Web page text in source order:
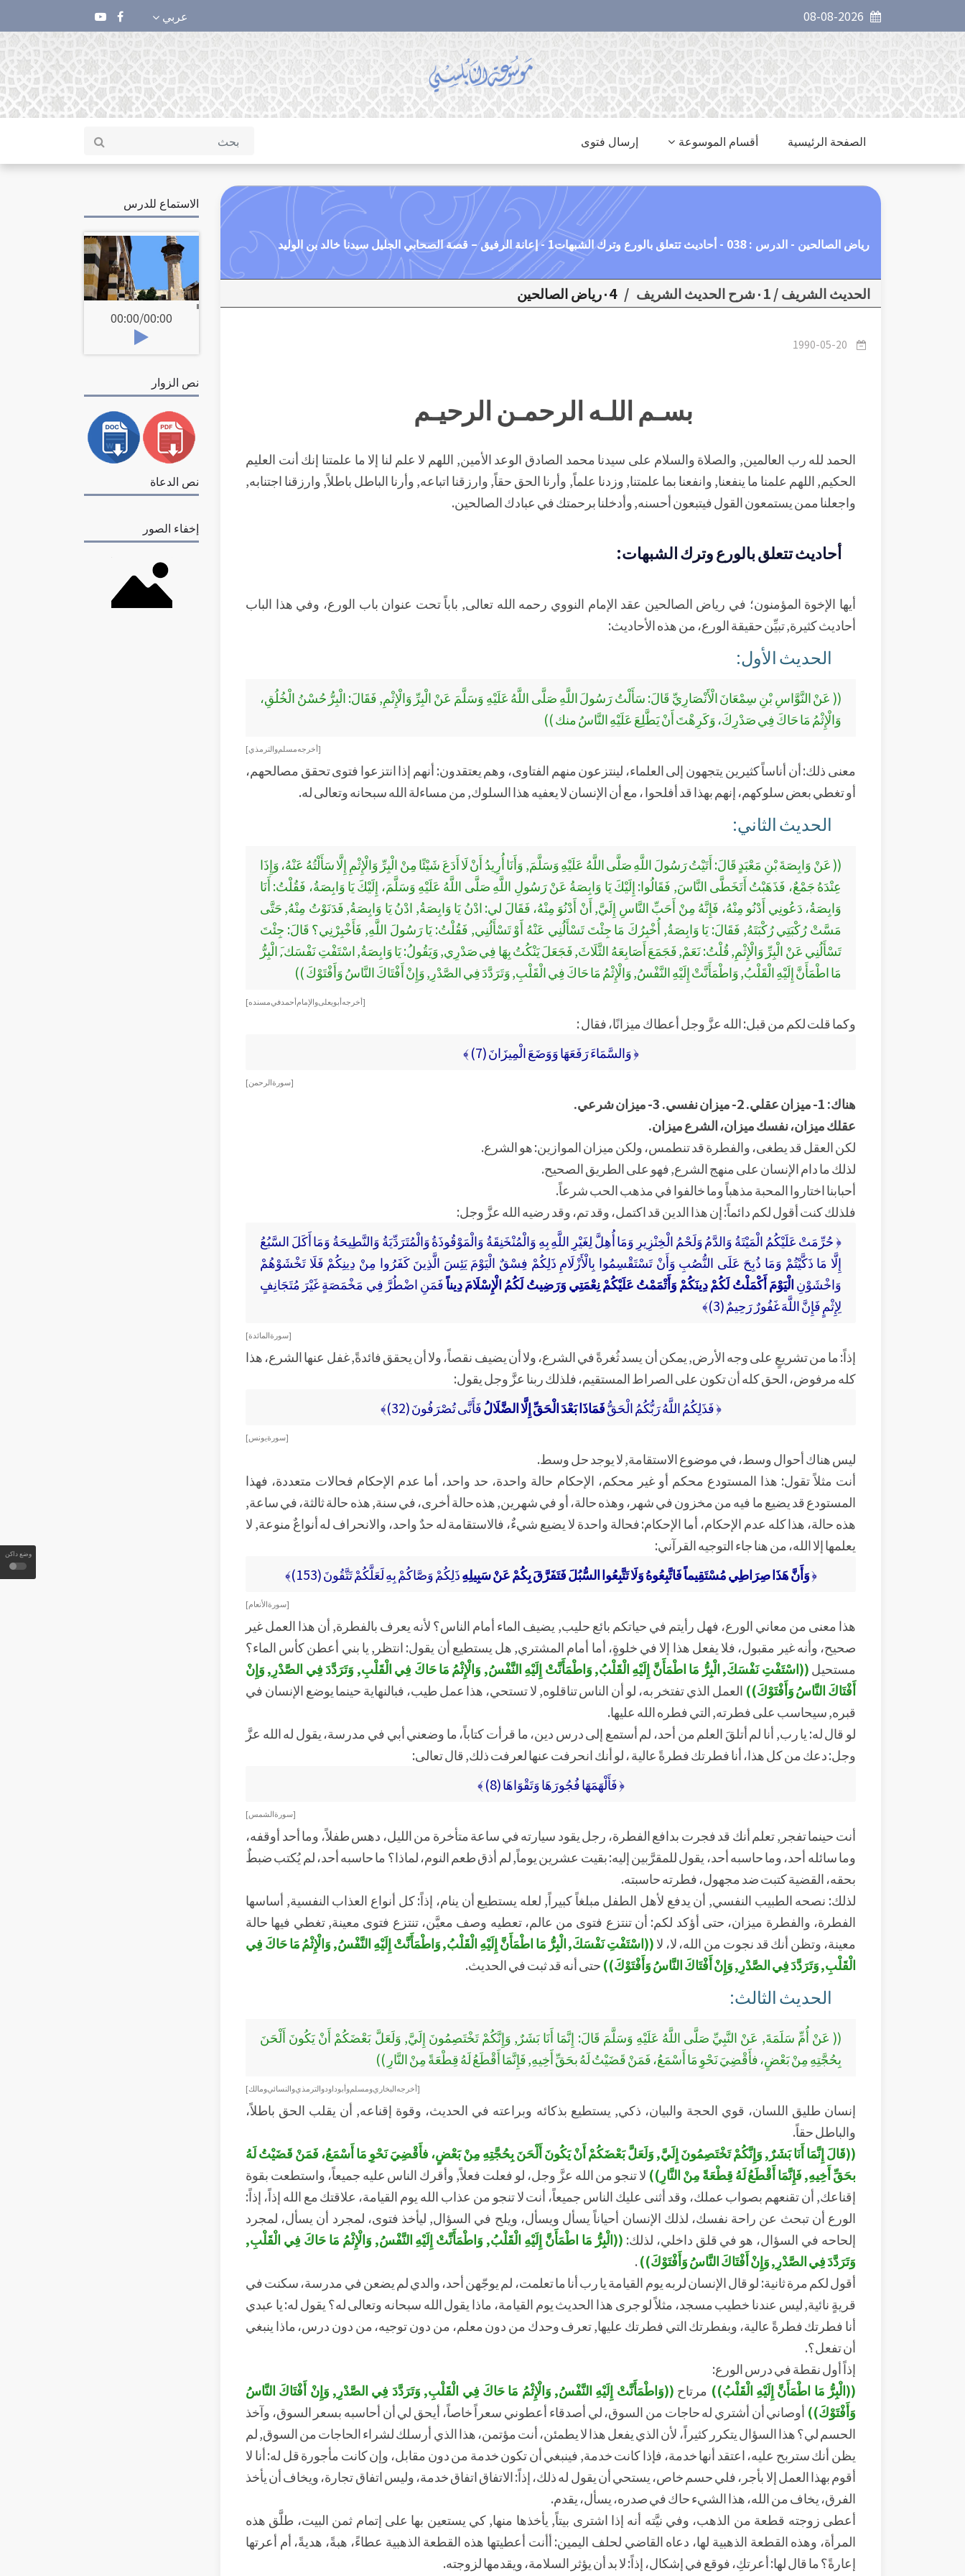
وضع داكن
عربي
الصفحة الرئيسية أقسام الموسوعة إرسال فتوى
رياض الصالحين - الدرس : 038 - أحاديث تتعلق بالورع وترك الشبهات1 - إعانة الرفيق – قصة الصحابي الجليل سيدنا خالد بن الوليد
الحديث الشريف / ٠1شرح الحديث الشريف / ٠4رياض الصالحين
1990-05-20
بسـم اللـه الرحمـن الرحيـم
الحمد لله رب العالمين, والصلاة والسلام على سيدنا محمد الصادق الوعد الأمين, اللهم لا علم لنا إلا ما علمتنا إنك أنت العليم
الحكيم, اللهم علمنا ما ينفعنا, وانفعنا بما علمتنا, وزدنا علماً, وأرنا الحق حقاً, وارزقنا اتباعه, وأرنا الباطل باطلاً, وارزقنا اجتنابه,
واجعلنا ممن يستمعون القول فيتبعون أحسنه, وأدخلنا برحمتك في عبادك الصالحين.
أحاديث تتعلق بالورع وترك الشبهات:
أيها الإخوة المؤمنون؛ في رياض الصالحين عقد الإمام النووي رحمه الله تعالى, باباً تحت عنوان باب الورع، وفي هذا الباب
أحاديث كثيرة, تبيِّن حقيقة الورع، من هذه الأحاديث:
الحديث الأول:
(( عَنْ النَّوَّاسِ بْنِ سِمْعَانَ الْأَنْصَارِيِّ قَالَ: سَأَلْتُ رَسُولَ اللَّهِ صَلَّى اللَّهُ عَلَيْهِ وَسَلَّمَ عَنْ الْبِرِّ وَالْإِثْمِ, فَقَالَ: الْبِرُّ حُسْنُ الْخُلُقِ،
وَالْإِثْمُ مَا حَاكَ فِي صَدْرِكَ، وَكَرِهْتَ أَنْ يَطَّلِعَ عَلَيْهِ النَّاسُ منك ))
[ أخرجه مسلم والترمذي ]
معنى ذلك: أن أناساً كثيرين يتجهون إلى العلماء، لينتزعون منهم الفتاوى، وهم يعتقدون: أنهم إذا انتزعوا فتوى تحقق مصالحهم،
أو تغطي بعض سلوكهم، إنهم بهذا قد أفلحوا ، مع أن الإنسان لا يعفيه هذا السلوك, من مساءلة الله سبحانه وتعالى له.
الحديث الثاني:
(( عَنْ وَابِصَةَ بْنِ مَعْبَدٍ قَالَ: أَتَيْتُ رَسُولَ اللَّهِ صَلَّى اللَّهُ عَلَيْهِ وَسَلَّمَ, وَأَنَا أُرِيدُ أَنْ لَا أَدَعَ شَيْئًا مِنْ الْبِرِّ وَالْإِثْمِ إِلَّا سَأَلْتُهُ عَنْهُ، وَإِذَا
عِنْدَهُ جَمْعٌ، فَذَهَبْتُ أَتَخَطَّى النَّاسَ, فَقَالُوا: إِلَيْكَ يَا وَابِصَةُ عَنْ رَسُولِ اللَّهِ صَلَّى اللَّهُ عَلَيْهِ وَسَلَّمَ، إِلَيْكَ يَا وَابِصَةُ، فَقُلْتُ: أَنَا
وَابِصَةُ، دَعُونِي أَدْنُو مِنْهُ، فَإِنَّهُ مِنْ أَحَبِّ النَّاسِ إِلَيَّ, أَنْ أَدْنُوَ مِنْهُ، فَقَالَ لي: ادْنُ يَا وَابِصَةُ, ادْنُ يَا وَابِصَةُ, فَدَنَوْتُ مِنْهُ, حَتَّى
مَسَّتْ رُكْبَتِي رُكْبَتَهُ, فَقَالَ: يَا وَابِصَةُ, أُخْبِرُكَ مَا جِئْتَ تَسْأَلُنِي عَنْهُ أَوْ تَسْأَلُنِي, فَقُلْتُ: يَا رَسُولَ اللَّهِ, فَأَخْبِرْنِي؟ قَالَ: جِئْتَ
تَسْأَلُنِي عَنْ الْبِرِّ وَالْإِثْمِ, قُلْتُ: نَعَمْ, فَجَمَعَ أَصَابِعَهُ الثَّلَاثَ, فَجَعَلَ يَنْكُتُ بِهَا فِي صَدْرِي, وَيَقُولُ: يَا وَابِصَةُ, اسْتَفْتِ نَفْسَك,َ الْبِرُّ
مَا اطْمَأَنَّ إِلَيْهِ الْقَلْبُ, وَاطْمَأَنَّتْ إِلَيْهِ النَّفْسُ, وَالْإِثْمُ مَا حَاكَ فِي الْقَلْبِ, وَتَرَدَّدَ فِي الصَّدْرِ, وَإِنْ أَفْتَاكَ النَّاسُ وَأَفْتَوْكَ ))
[ أخرجه أبو يعلى والإمام أحمد في مسنده ]
وكما قلت لكم من قبل: الله عزَّ وجل أعطاك ميزانًا، فقال :
﴿ وَالسَّمَاءَ رَفَعَهَا وَوَضَعَ الْمِيزَانَ (7) ﴾
[ سورة الرحمن ]
هناك: 1- ميزان عقلي. 2- ميزان نفسي. 3- ميزان شرعي.
عقلك ميزان، نفسك ميزان، الشرع ميزان.
لكن العقل قد يطغى، والفطرة قد تنطمس، ولكن ميزان الموازين: هو الشرع.
لذلك ما دام الإنسان على منهج الشرع, فهو على الطريق الصحيح.
أحبابنا اختاروا المحبة مذهباً وما خالفوا في مذهب الحب شرعاً.
فلذلك كنت أقول لكم دائماً: إن هذا الدين قد اكتمل، وقد تم، وقد رضيه الله عزَّ وجل:
﴿ حُرِّمَتْ عَلَيْكُمُ الْمَيْتَةُ وَالدَّمُ وَلَحْمُ الْخِنْزِيرِ وَمَا أُهِلَّ لِغَيْرِ اللَّهِ بِهِ وَالْمُنْخَنِقَةُ وَالْمَوْقُوذَةُ وَالْمُتَرَدِّيَةُ وَالنَّطِيحَةُ وَمَا أَكَلَ السَّبُعُ
إِلَّا مَا ذَكَّيْتُمْ وَمَا ذُبِحَ عَلَى النُّصُبِ وَأَنْ تَسْتَقْسِمُوا بِالْأَزْلَامِ ذَلِكُمْ فِسْقٌ الْيَوْمَ يَئِسَ الَّذِينَ كَفَرُوا مِنْ دِينِكُمْ فَلَا تَخْشَوْهُمْ
وَاخْشَوْنِالْيَوْمَ أَكْمَلْتُ لَكُمْ دِينَكُمْ وَأَتْمَمْتُ عَلَيْكُمْ نِعْمَتِي وَرَضِيتُ لَكُمُ الْإِسْلَامَ دِيناًفَمَنِ اضْطُرَّ فِي مَخْمَصَةٍ غَيْرَ مُتَجَانِفٍ
لِإِثْمٍ فَإِنَّ اللَّهَ غَفُورٌ رَحِيمٌ (3)﴾
[ سورة المائدة ]
إذاً: ما من تشريعٍ على وجه الأرض, يمكن أن يسد ثُغرةً في الشرع، ولا أن يضيف نقصاً، ولا أن يحقق فائدةً, غفل عنها الشرع، هذا
كله مرفوض، الحق كله أن تكون على الصراط المستقيم، فلذلك ربنا عزَّ وجل يقول:
﴿ فَذَلِكُمُ اللَّهُ رَبُّكُمُ الْحَقُّفَمَاذَا بَعْدَ الْحَقِّ إِلَّا الضَّلَالُفَأَنَّى تُصْرَفُونَ (32)﴾
[ سورة يونس ]
ليس هناك أحوال وسط، في موضوع الاستقامة, لا يوجد حل وسط.
أنت مثلاً تقول: هذا المستودع محكم أو غير محكم، الإحكام حالة واحدة، حد واحد، أما عدم الإحكام فحالات متعددة، فهذا
المستودع قد يضيع ما فيه من مخزون في شهر، وهذه حالة، أو في شهرين, هذه حالة أخرى، في سنة, هذه حالة ثالثة، في ساعة,
هذه حالة، هذا كله عدم الإحكام، أما الإحكام: فحالة واحدة لا يضيع شيءٌ، فالاستقامة له حدٌ واحد، والانحراف له أنواعٌ منوعة, لا
يعلمها إلا الله، من هنا جاء التوجيه القرآني:
﴿وَأَنَّ هَذَا صِرَاطِي مُسْتَقِيماً فَاتَّبِعُوهُ وَلَا تَتَّبِعُوا السُّبُلَ فَتَفَرَّقَ بِكُمْ عَنْ سَبِيلِهِذَلِكُمْ وَصَّاكُمْ بِهِ لَعَلَّكُمْ تَتَّقُونَ (153)﴾
[ سورة الأنعام ]
هذا معنى من معاني الورع، فهل رأيتم في حياتكم بائع حليب, يضيف الماء أمام الناس؟ لأنه يعرف بالفطرة, أن هذا العمل غير
صحيح، وأنه غير مقبول، فلا يفعل هذا إلا في خلوةٍ، أما أمام المشتري, هل يستطيع أن يقول: انتظر, يا بني أعطن كأس الماء؟
مستحيل((اسْتَفْتِ نَفْسَكَ, الْبِرُّ مَا اطْمَأَنَّ إِلَيْهِ الْقَلْبُ, وَاطْمَأَنَّتْ إِلَيْهِ النَّفْسُ, وَالْإِثْمُ مَا حَاكَ فِي الْقَلْبِ, وَتَرَدَّدَ فِي الصَّدْرِ, وَإِنْ
أَفْتَاكَ النَّاسُ وَأَفْتَوْكَ)) العمل الذي تفتخر به، لو أن الناس تناقلوه, لا تستحي، هذا عمل طيب، فبالنهاية حينما يوضع الإنسان في
قبره, سيحاسب على فطرته, التي فطره الله عليها.
لو قال له: يا رب, أنا لم أتلقَ العلم من أحد، لم أستمع إلى درس دين، ما قرأت كتاباً، ما وضعني أبي في مدرسة، يقول له الله عزَّ
وجل: دعك من كل هذا، أنا فطرتك فطرةً عالية ، لو أنك انحرفت عنها لعرفت ذلك, قال تعالى:
﴿ فَأَلْهَمَهَا فُجُورَهَا وَتَقْوَاهَا (8) ﴾
[ سورة الشمس ]
أنت حينما تفجر, تعلم أنك قد فجرت بدافع الفطرة، رجل يقود سيارته في ساعة متأخرة من الليل، دهس طفلاً، وما أحد أوقفه،
وما سائله أحد، وما حاسبه أحد، يقول للمقرَّبين إليه: بقيت عشرين يوماً, لم أذق طعم النوم، لماذا؟ ما حاسبه أحد، لم يُكتب ضبطٌ
بحقه، القضية كتبت ضد مجهول، فطرته حاسبته.
لذلك: نصحه الطبيب النفسي, أن يدفع لأهل الطفل مبلغاً كبيراً, لعله يستطيع أن ينام، إذاً: كل أنواع العذاب النفسية, أساسها
الفطرة، والفطرة ميزان، حتى أؤكد لكم: أن تنتزع فتوى من عالم، تعطيه وصف معيَّن، تنتزع فتوى معينة, تغطي فيها حالة
معينة، وتظن أنك قد نجوت من الله، لا، لا((اسْتَفْتِ نَفْسَكَ, الْبِرُّ مَا اطْمَأَنَّ إِلَيْهِ الْقَلْبُ, وَاطْمَأَنَّتْ إِلَيْهِ النَّفْسُ, وَالْإِثْمُ مَا حَاكَ فِي
الْقَلْبِ, وَتَرَدَّدَ فِي الصَّدْرِ, وَإِنْ أَفْتَاكَ النَّاسُ وَأَفْتَوْكَ))حتى أنه قد ثبت في الحديث.
الحديث الثالث:
(( عَنْ أُمِّ سَلَمَةَ, عَنْ النَّبِيِّ صَلَّى اللَّهُ عَلَيْهِ وَسَلَّمَ قَالَ: إِنَّمَا أَنَا بَشَرٌ, وَإِنَّكُمْ تَخْتَصِمُونَ إِلَيَّ, وَلَعَلَّ بَعْضَكُمْ أَنْ يَكُونَ أَلْحَنَ
بِحُجَّتِهِ مِنْ بَعْضٍ، فأَقْضِيَ نَحْوِ مَا أَسْمَعُ، فَمَنْ قَضَيْتُ لَهُ بحَقِّ أَخِيهِ, فَإِنَّمَا أَقْطَعُ لَهُ قِطْعَةً مِنْ النَّارِ ))
[ أخرجه البخاري ومسلم وأبو داود والترمذي والنسائي ومالك ]
إنسان طليق اللسان، قوي الحجة والبيان، ذكي, يستطيع بذكائه وبراعته في الحديث، وقوة إقناعه, أن يقلب الحق باطلاً،
والباطل حقاً.
((قَالَ إِنَّمَا أَنَا بَشَرٌ, وَإِنَّكُمْ تَخْتَصِمُونَ إِلَيَّ, وَلَعَلَّ بَعْضَكُمْ أَنْ يَكُونَ أَلْحَنَ بِحُجَّتِهِ مِنْ بَعْضٍ، فأَقْضِيَ نَحْوِ مَا أَسْمَعُ، فَمَنْ قَضَيْتُ لَهُ
بحَقِّ أَخِيهِ, فَإِنَّمَا أَقْطَعُ لَهُ قِطْعَةً مِنْ النَّارِ)) لا تنجو من الله عزَّ وجل، لو فعلت فعلاً, وأقرك الناس عليه جميعاً، واستطعت بقوة
إقناعك, أن تقنعهم بصواب عملك، وقد أثنى عليك الناس جميعاً، أنت لا تنجو من عذاب الله يوم القيامة، علاقتك مع الله إذاً، إذاً:
الورع أن تبحث عن راحة نفسك، لذلك الإنسان أحياناً يسأل ويسأل، ويلح في السؤال, ليأخذ فتوى، لمجرد أن يسأل، لمجرد
إلحاحه في السؤال، هو في قلق داخلي، لذلك: ((الْبِرُّ مَا اطْمَأَنَّ إِلَيْهِ الْقَلْبُ, وَاطْمَأَنَّتْ إِلَيْهِ النَّفْسُ, وَالْإِثْمُ مَا حَاكَ فِي الْقَلْبِ,
وَتَرَدَّدَ فِي الصَّدْرِ, وَإِنْ أَفْتَاكَ النَّاسُ وَأَفْتَوْكَ)).
أقول لكم مرة ثانية: لو قال الإنسان لربه يوم القيامة يا رب أنا ما تعلمت، لم يوجّهن أحد، والدي لم يضعن في مدرسة، سكنت في
قريةٍ نائية, ليس عندنا خطيب مسجد، مثلاً لو جرى هذا الحديث يوم القيامة، ماذا يقول الله سبحانه وتعالى له؟ يقول له: يا عبدي
أنا فطرتك فطرةً عالية، وبفطرتك التي فطرتك عليها, تعرف وحدك من دون معلم، من دون توجيه، من دون درس، ماذا ينبغي
أن تفعل؟.
إذاً أول نقطة في درس الورع:
((الْبِرُّ مَا اطْمَأَنَّ إِلَيْهِ الْقَلْبُ)) مرتاح ((وَاطْمَأَنَّتْ إِلَيْهِ النَّفْسُ, وَالْإِثْمُ مَا حَاكَ فِي الْقَلْبِ, وَتَرَدَّدَ فِي الصَّدْرِ, وَإِنْ أَفْتَاكَ النَّاسُ
وَأَفْتَوْكَ)) أوصاني أن أشتري له حاجات من السوق، لي أصدقاء أعطوني سعراً خاصاً، أيحق لي أن أحاسبه بسعر السوق، وآخذ
الحسم لي؟ هذا السؤال يتكرر كثيراً، لأن الذي يفعل هذا لا يطمئن، أنت مؤتمن، هذا الذي أرسلك لشراء الحاجات من السوق, لم
يظن أنك ستربح عليه، اعتقد أنها خدمة، فإذا كانت خدمة, فينبغي أن تكون خدمة من دون مقابل، وإن كانت مأجورة قل له: أنا لا
أقوم بهذا العمل إلا بأجر، فلي حسم خاص، يستحي أن يقول له ذلك، إذاً: الاتفاق اتفاق خدمة، وليس اتفاق تجارة، ويخاف أن يأخذ
الفرق، يخاف من الله، هذا الشيء حاك في صدره، يسأل، يقدم.
أعطى زوجته قطعة من الذهب، وفي نيَّته أنه إذا اشترى بيتاً, يأخذها منها, كي يستعين بها على إتمام ثمن البيت، طلَّق هذه
المرأة، وهذه القطعة الذهبية لها، دعاه القاضي لحلف اليمين: أأنت أعطيتها هذه القطعة الذهبية عطاءً، هبةً، هديةً، أم أعرتها
إعارةً؟ ما قال لها: أعرتكِ، فوقع في إشكال، إذاً: لا بد أن يؤثر السلامة، ويقدمها لزوجته.
الاستماع للدرس
00:00/00:00
نص الزوار
نص الدعاة
إخفاء الصور